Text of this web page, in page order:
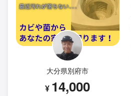
大分県別府市
¥ 14,000